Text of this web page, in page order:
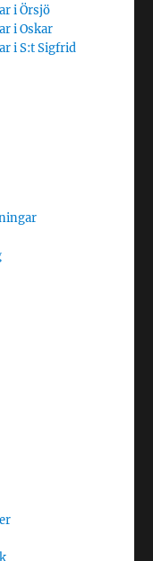
i Örsjö
i Oskar
i S:t Sigfrid